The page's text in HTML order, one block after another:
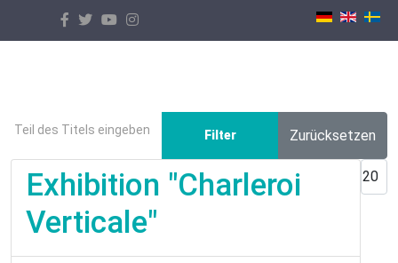
Select your language
Teil des Titels eingeben
Filter
Zurücksetzen
Exhibition "Charleroi
Verticale"